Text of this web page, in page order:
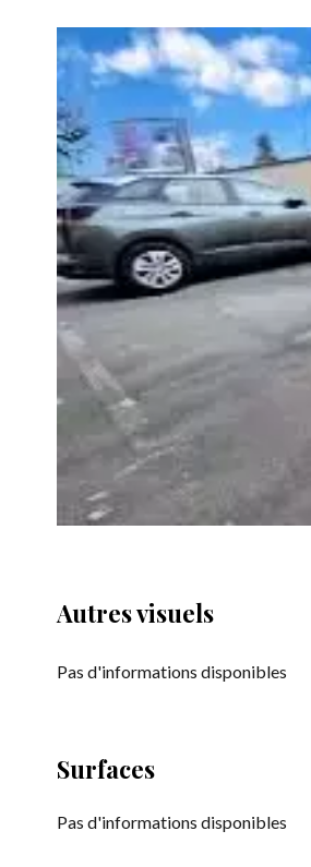
Autres visuels
Pas d'informations disponibles
Surfaces
Pas d'informations disponibles